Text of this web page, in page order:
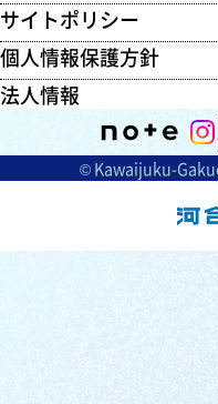
サイトポリシー
個人情報保護方針
法人情報
© Kawaijuku-